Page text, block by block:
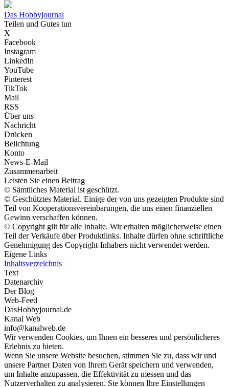
Das Hobbyjournal
Teilen und Gutes tun
X
Facebook
Instagram
LinkedIn
YouTube
Pinterest
TikTok
Mail
RSS
Über uns
Nachricht
Drücken
Belichtung
Konto
News-E-Mail
Zusammenarbeit
Leisten Sie einen Beitrag
© Sämtliches Material ist geschützt.
© Geschütztes Material. Einige der von uns gezeigten Produkte sind
Teil von Kooperationsvereinbarungen, die uns einen finanziellen
Gewinn verschaffen können.
© Copyright gilt für alle Inhalte. Wir erhalten möglicherweise einen
Teil der Verkäufe über Produktlinks. Inhalte dürfen ohne schriftliche
Genehmigung des Copyright-Inhabers nicht verwendet werden.
Eigene Links
Inhaltsverzeichnis
Text
Datenarchiv
Der Blog
Web-Feed
DasHobbyjournal.de
Kanal Web
info@kanalweb.de
Wir verwenden Cookies, um Ihnen ein besseres und persönlicheres
Erlebnis zu bieten.
Wenn Sie unsere Website besuchen, stimmen Sie zu, dass wir und
unsere Partner Daten von Ihrem Gerät speichern und verwenden,
um Inhalte anzupassen, die Effektivität zu messen und das
Nutzerverhalten zu analysieren. Sie können Ihre Einstellungen